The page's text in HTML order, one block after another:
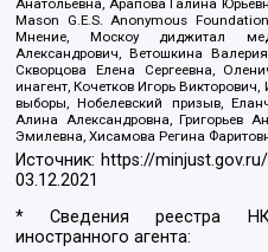
Анатольевна, Арапова Галина
Mason G.E.S. Anonymous
Мнение, Москоу диджитал
Александрович, Ветошкина
Скворцова Елена Сергеевна,
инагент, Кочетков Игорь
выборы, Нобелевский призыв,
Алина Александровна, Григорьев
Эмилевна, Хисамова Регина
Источник: https://
03.12.2021
* Сведения реестра
иностранного агента: